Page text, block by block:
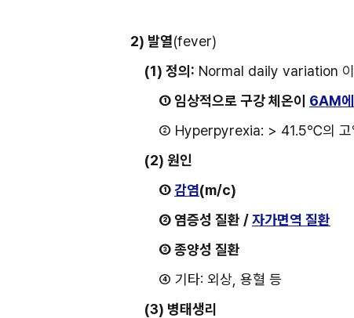
2) 발열(fever)
(1) 정의: Normal daily variation 이
① 임상적으로 구강 체온이 6AM
② Hyperpyrexia: > 41.5℃의 고
(2) 원인
① 감염(m/c)
② 염증성 질환 / 자가면역 질환
③ 종양성 질환
④ 기타: 외상, 용혈 등
(3) 병태생리